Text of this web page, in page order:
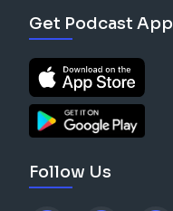
Get Podcast App
Follow Us